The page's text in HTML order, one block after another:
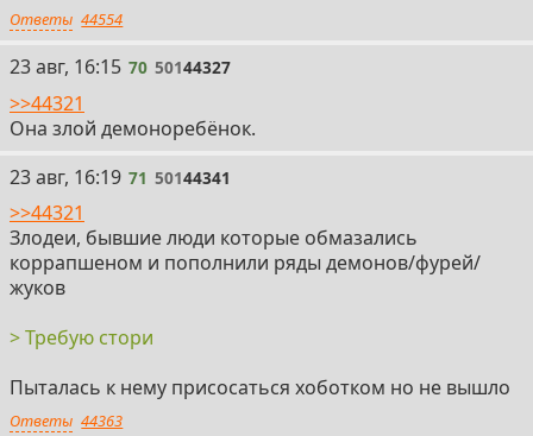
Ответы 44554
70
23 авг, 16:15 70 50144327
>>44321
Она злой демоноребёнок.
71
23 авг, 16:19 71 50144341
>>44321
Злодеи, бывшие люди которые обмазались
коррапшеном и пополнили ряды демонов/фурей/
жуков
> Требую стори
Пыталась к нему присосаться хоботком но не вышло
Ответы 44363